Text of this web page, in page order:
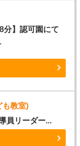
分】認可園にて
も教室)
員リーダー...